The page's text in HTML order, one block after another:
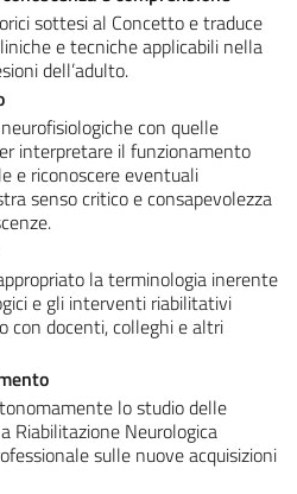
sottesi al Concetto e traduce
e tecniche applicabili nella
dell’adulto.
con quelle
interpretare il funzionamento
e riconoscere eventuali
senso critico e consapevolezza
la terminologia inerente
e gli interventi riabilitativi
con docenti, colleghi e altri
lo studio delle
Riabilitazione Neurologica
sulle nuove acquisizioni